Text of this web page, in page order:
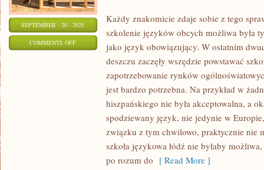
SEPTEMBER - 20 - 2025
COMMENTS OFFON
SZKOLENIE
Każdy znakomicie zdaje sobie z tego
szkolenie języków obcych możliwa była
jako język obowiązujący. W ostatnim
deszczu zaczęły wszędzie powstawać
zapotrzebowanie rynków
jest bardzo potrzebna. Na przykład w
hiszpańskiego nie była akceptowalna, a
spodziewany język, nie jedynie w
związku z tym chwilowo, praktycznie nie
szkoła językowa łódź nie byłaby
po rozum do [ Read More ]